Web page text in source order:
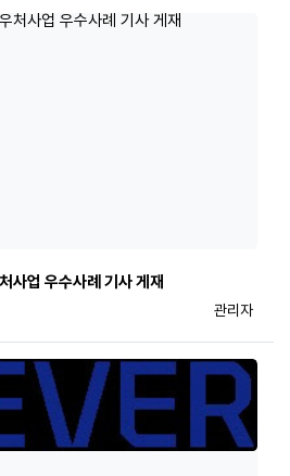
사업 우수사례 기사 게재
등록자
관리자